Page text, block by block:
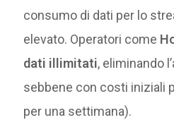
consumo di dati per lo
elevato. Operatori come
dati illimitati, eliminando
sebbene con costi iniziali
per una settimana).